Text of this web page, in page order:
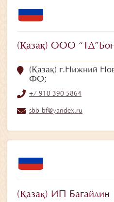
(Қазақ) ООО
(Қазақ) г.Нижний
ФО;
+7 910 390 5864
sbb-bf@yandex.ru
(Қазақ) ИП Багайдин